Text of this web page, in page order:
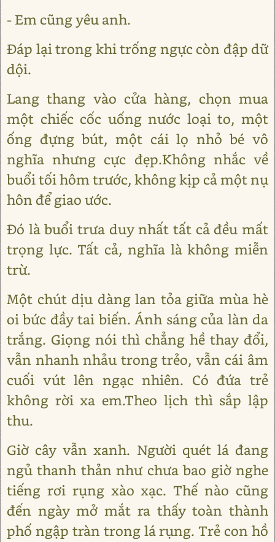
- Em cũng yêu anh.
Đáp lại trong khi trống ngực còn đập dữ
dội.
Lang thang vào cửa hàng, chọn mua
một chiếc cốc uống nước loại to, một
ống đựng bút, một cái lọ nhỏ bé vô
nghĩa nhưng cực đẹp.Không nhắc về
buổi tối hôm trước, không kịp cả một nụ
hôn để giao ước.
Đó là buổi trưa duy nhất tất cả đều mất
trọng lực. Tất cả, nghĩa là không miễn
trừ.
Một chút dịu dàng lan tỏa giữa mùa hè
oi bức đầy tai biến. Ánh sáng của làn da
trắng. Giọng nói thì chẳng hề thay đổi,
vẫn nhanh nhảu trong trẻo, vẫn cái âm
cuối vút lên ngạc nhiên. Có đứa trẻ
không rời xa em.Theo lịch thì sắp lập
thu.
Giờ cây vẫn xanh. Người quét lá đang
ngủ thanh thản như chưa bao giờ nghe
tiếng rơi rụng xào xạc. Thế nào cũng
đến ngày mở mắt ra thấy toàn thành
phố ngập tràn trong lá rụng. Trẻ con hồ